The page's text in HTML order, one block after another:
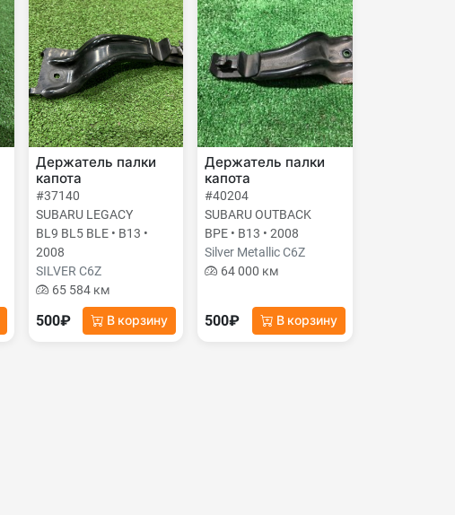
Держатель палки
капота
#37140
SUBARU LEGACY
BL9 BL5 BLE • B13 •
2008
SILVER C6Z
65 584 км
500₽ В корзину
Держатель палки
капота
#40204
SUBARU OUTBACK
BPE • B13 • 2008
Silver Metallic C6Z
64 000 км
500₽ В корзину